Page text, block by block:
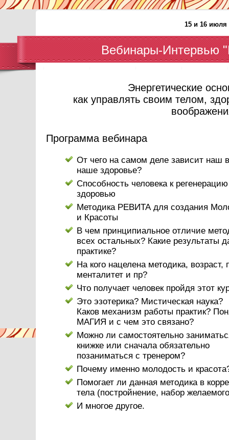
15 и 16 июля
Вебинары-Интервью
Энергетические
как управлять своим телом,
Программа вебинара
От чего на самом деле зависит наш
наше здоровье?
Способность человека к
здоровью
Методика РЕВИТА для создания
и Красоты
В чем принципиальное отличие
всех остальных? Какие результаты
практике?
На кого нацелена методика, возраст,
менталитет и пр?
Что получает человек пройдя этот
Это эзотерика? Мистическая наука?
Каков механизм работы практик?
МАГИЯ и с чем это связано?
Можно ли самостоятельно
книжке или сначала обязательно
позаниматься с тренером?
Почему именно молодость и
Помогает ли данная методика в
тела (постройнение, набор
И многое другое.